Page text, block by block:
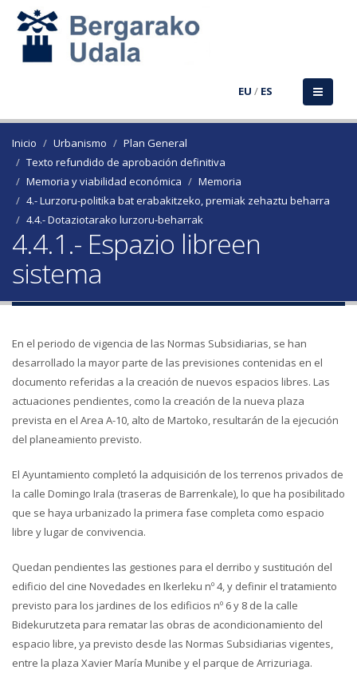
EU / ES
Inicio Urbanismo
Plan General
Texto refundido de aprobación definitiva
Memoria y viabilidad económica
Memoria
4.- Lurzoru-politika bat erabakitzeko, premiak zehaztu beharra
4.4.- Dotaziotarako lurzoru-beharrak
4.4.1.- Espazio libreen
sistema
En el periodo de vigencia de las Normas Subsidiarias, se han
desarrollado la mayor parte de las previsiones contenidas en el
documento referidas a la creación de nuevos espacios libres. Las
actuaciones pendientes, como la creación de la nueva plaza
prevista en el Area A-10, alto de Martoko, resultarán de la ejecución
del planeamiento previsto.
El Ayuntamiento completó la adquisición de los terrenos privados de
la calle Domingo Irala (traseras de Barrenkale), lo que ha posibilitado
que se haya urbanizado la primera fase completa como espacio
libre y lugar de convivencia.
Quedan pendientes las gestiones para el derribo y sustitución del
edificio del cine Novedades en Ikerleku nº 4, y definir el tratamiento
previsto para los jardines de los edificios nº 6 y 8 de la calle
Bidekurutzeta para rematar las obras de acondicionamiento del
espacio libre, ya previsto desde las Normas Subsidiarias vigentes,
entre la plaza Xavier María Munibe y el parque de Arrizuriaga.